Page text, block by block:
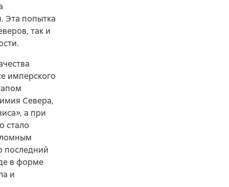
Эта попытка
так и
имперского
Севера,
а при
стало
последний
в форме
и